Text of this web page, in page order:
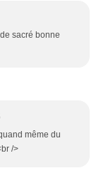
sacré bonne
même du
/>